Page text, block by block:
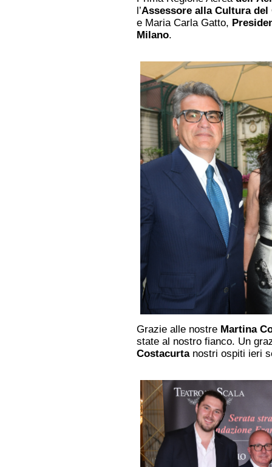
l’Assessore alla Cultura del
e Maria Carla Gatto,
Milano.
Grazie alle nostre Martina
state al nostro fianco. Un
Costacurtanostri ospiti ieri